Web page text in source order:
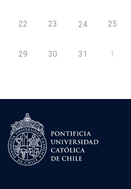
22 23 24 25
29 30 31 1